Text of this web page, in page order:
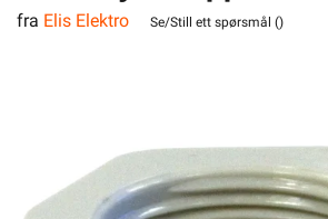
Polyamid
fra Elis Elektro Se/Still ett spørsmål ()